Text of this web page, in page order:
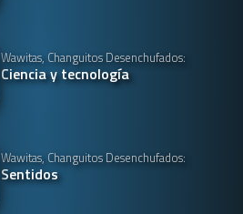
Wawitas, Changuitos Desenchufados:
Ciencia y tecnología
Wawitas, Changuitos Desenchufados:
Sentidos